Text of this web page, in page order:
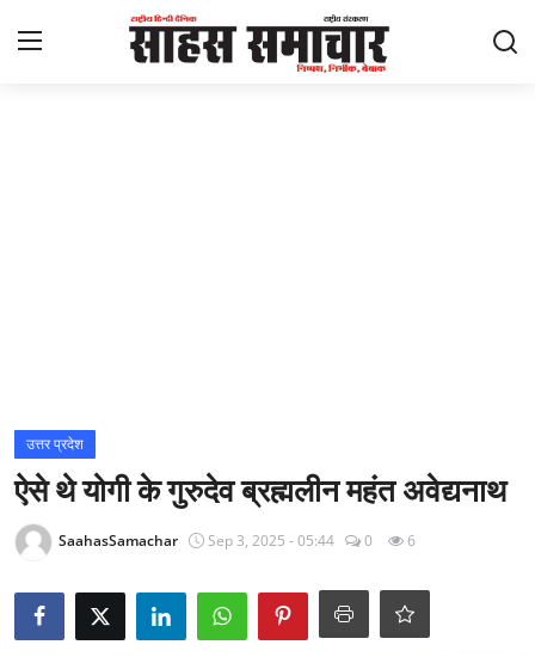
राज्य
अंतराष्ट्रीय
राजनीति
खेल
उत्तर प्रदेश
ऐसे थे योगी के गुरुदेव ब्रह्मलीन महंत अवेद्यनाथ
SaahasSamachar Sep 3, 2025 - 05:44 0 6